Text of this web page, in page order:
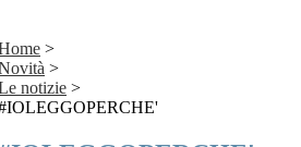
>
>
notizie >